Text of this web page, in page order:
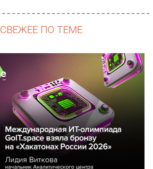
СВЕЖЕЕ ПО ТЕМЕ